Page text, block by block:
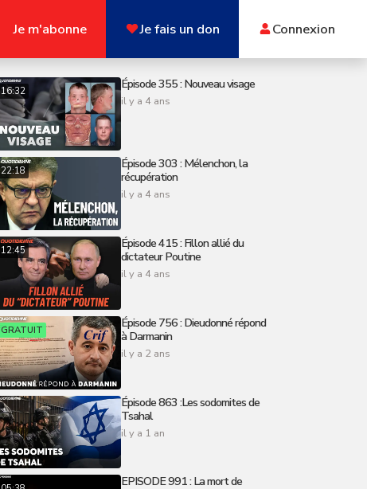
Je m'abonne Je fais un don Connexion
16:32 Épisode 355 : Nouveau visage
il y a 4 ans
22:18
Épisode 303 : Mélenchon, la
récupération
il y a 4 ans
12:45
Épisode 415 : Fillon allié du
dictateur Poutine
il y a 4 ans
GRATUIT
Épisode 756 : Dieudonné répond
à Darmanin
il y a 2 ans
Épisode 863 :Les sodomites de
Tsahal
il y a 1 an
EPISODE 991 : La mort de